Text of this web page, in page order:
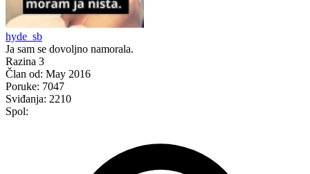
hyde_sb
Ja sam se dovoljno namorala.
Razina 3
Član od: May 2016
Poruke: 7047
Sviđanja: 2210
Spol: